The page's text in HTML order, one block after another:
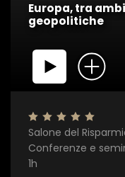
Europa, tra
geopolitiche
Salone del
Conferenze e
1h